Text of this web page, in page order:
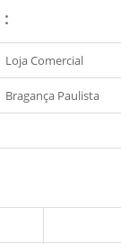
:
Loja Comercial
Bragança Paulista